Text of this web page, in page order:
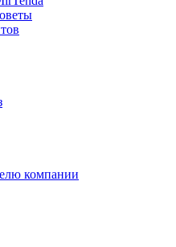
компании